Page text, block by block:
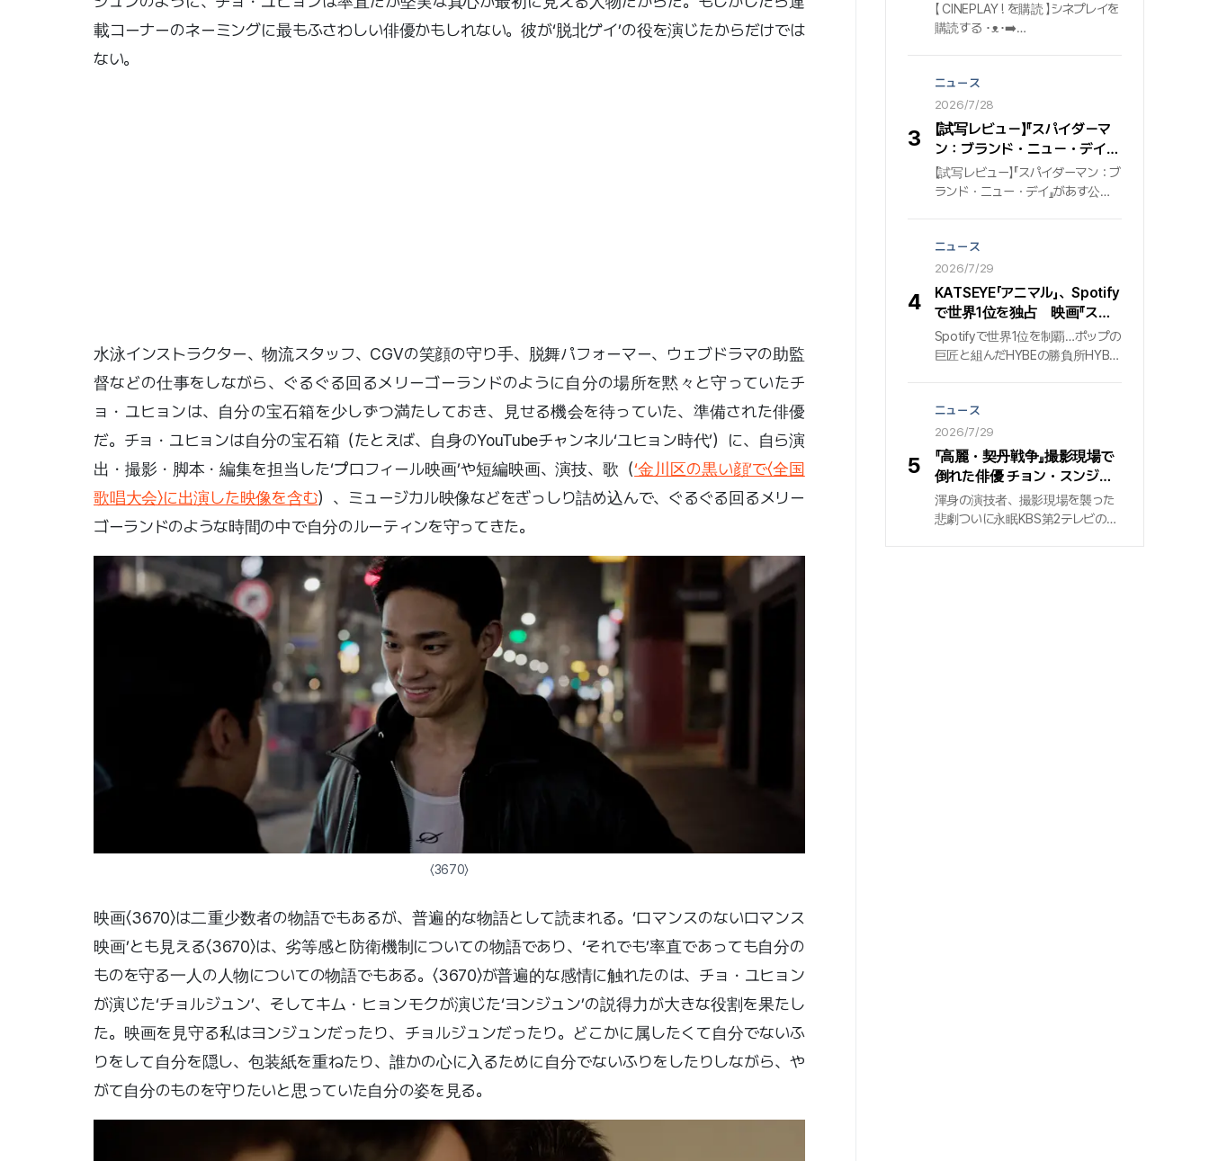
載コーナーのネーミングに最もふさわしい俳優かもしれない。彼が‘脱北ゲイ’の役を演じたからだけでは
ない。
水泳インストラクター、物流スタッフ、CGVの笑顔の守り手、脱舞パフォーマー、ウェブドラマの助監
督などの仕事をしながら、ぐるぐる回るメリーゴーランドのように自分の場所を黙々と守っていたチ
ョ・ユヒョンは、自分の宝石箱を少しずつ満たしておき、見せる機会を待っていた、準備された俳優
だ。チョ・ユヒョンは自分の宝石箱（たとえば、自身のYouTubeチャンネル‘ユヒョン時代’）に、自ら演
出・撮影・脚本・編集を担当した‘プロフィール映画’や短編映画、演技、歌（‘金川区の黒い顔’で〈全国
歌唱大会〉に出演した映像を含む）、ミュージカル映像などをぎっしり詰め込んで、ぐるぐる回るメリー
ゴーランドのような時間の中で自分のルーティンを守ってきた。
〈3670〉
映画〈3670〉は二重少数者の物語でもあるが、普遍的な物語として読まれる。‘ロマンスのないロマンス
映画’とも見える〈3670〉は、劣等感と防衛機制についての物語であり、‘それでも’率直であっても自分の
ものを守る一人の人物についての物語でもある。〈3670〉が普遍的な感情に触れたのは、チョ・ユヒョン
が演じた‘チョルジュン’、そしてキム・ヒョンモクが演じた‘ヨンジュン’の説得力が大きな役割を果たし
た。映画を見守る私はヨンジュンだったり、チョルジュンだったり。どこかに属したくて自分でないふ
りをして自分を隠し、包装紙を重ねたり、誰かの心に入るために自分でないふりをしたりしながら、や
がて自分のものを守りたいと思っていた自分の姿を見る。
音源プラットフォームSpotify（ス
ポティファイ）で4億ストリーミン
ー）』に続いて2曲目として4億の大
台を踏んだ記録であり、ジミンの
Spotify個人プロフィールに登録さ
れた曲のうち、通算5曲目の4億ス
トリーミング達成記録でもある. 発
売後も着実にストリーミング回数
合う #東宮 #Netflix
【 CINEPLAY ! を購読 】シネプレイを
購読する ･ᴥ･➡️
3
ニュース
2026/7/28
【試写レビュー】『スパイダーマ
ン：ブランド・ニュー・デイ』
シネプレイ記者の採点
【試写レビュー】『スパイダーマン：ブ
ランド・ニュー・デイ』があす公開
憶から消えたピーター・パーカー
（トム・ホランド）が、自身の正体
を知る謎の敵の出現に直面し、
DNA変異による制御不能な力がも
たらす混乱の中で、大切な人々を
守るため新たな脅威に立ち向かう
アクション大作だ。試写を見たシネ
4
ニュース
2026/7/29
KATSEYE「アニマル」、Spotify
で世界1位を独占 映画『スパ
イダーマン：ブランデッド・ニ
ュー・デイ』公式PR映像の
Spotifyで世界1位を制覇…ポップの
巨匠と組んだHYBEの勝負所HYBE
が、世界の音楽市場の勢力図を揺
さぶっている. 彼らの新曲『アニマ
ル』は、世界最大の音源ストリーミ
ング・プラットフォーム『Spotify』
において「トップ・ソング・デビュ
ー・グローバル」部門で1位を獲得
し、圧倒的な波及力を証明した.
5
ニュース
2026/7/29
『高麗・契丹戦争』撮影現場で
倒れた俳優 チョン・スンジ
ェ…2年の闘病の末に47歳で
死去
渾身の演技者、撮影現場を襲った
悲劇ついに永眠KBS第2テレビの大